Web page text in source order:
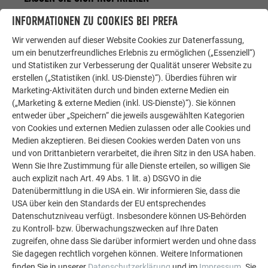
Die PREFA Referenzgalerie zeigt, wie vielseitig
Aluminium eingesetzt werden kann. Entdecken Sie
weitere beeindruckende Projekte mit den langlebigen
PREFA Aluminiumlösungen für Dach, Solar und
Fassade.
MEHR REFERENZEN ANSEHEN
INFORMATIONEN ZU COOKIES BEI PREFA
Wir verwenden auf dieser Website Cookies zur Datenerfassung,
um ein benutzerfreundliches Erlebnis zu ermöglichen („Essenziell“)
und Statistiken zur Verbesserung der Qualität unserer Website zu
erstellen („Statistiken (inkl. US-Dienste)“). Überdies führen wir
Marketing-Aktivitäten durch und binden externe Medien ein
(„Marketing & externe Medien (inkl. US-Dienste)“). Sie können
entweder über „Speichern“ die jeweils ausgewählten Kategorien
von Cookies und externen Medien zulassen oder alle Cookies und
Medien akzeptieren. Bei diesen Cookies werden Daten von uns
und von Drittanbietern verarbeitet, die ihren Sitz in den USA haben.
Wenn Sie Ihre Zustimmung für alle Dienste erteilen, so willigen Sie
auch explizit nach Art. 49 Abs. 1 lit. a) DSGVO in die
Datenübermittlung in die USA ein. Wir informieren Sie, dass die
USA über kein den Standards der EU entsprechendes
Datenschutzniveau verfügt. Insbesondere können US-Behörden
zu Kontroll- bzw. Überwachungszwecken auf Ihre Daten
zugreifen, ohne dass Sie darüber informiert werden und ohne dass
Sie dagegen rechtlich vorgehen können. Weitere Informationen